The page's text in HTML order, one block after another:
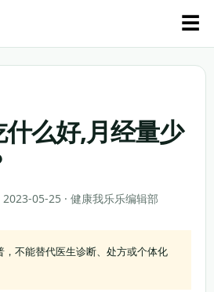
☰
么好,月经量少
05-25 · 健康我乐乐编辑部
，不能替代医生诊断、处方或个体化